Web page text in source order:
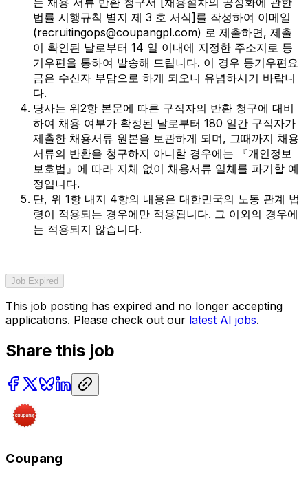
법률 시행규칙 별지 제 3 호 서식]를 작성하여 이메일
(recruitingops@coupangpl.com) 로 제출하면, 제출
이 확인된 날로부터 14 일 이내에 지정한 주소지로 등
기우편을 통하여 발송해 드립니다. 이 경우 등기우편요
금은 수신자 부담으로 하게 되오니 유념하시기 바랍니
다.
당사는 위2항 본문에 따른 구직자의 반환 청구에 대비
하여 채용 여부가 확정된 날로부터 180 일간 구직자가
제출한 채용서류 원본을 보관하게 되며, 그때까지 채용
서류의 반환을 청구하지 아니할 경우에는 『개인정보
보호법』에 따라 지체 없이 채용서류 일체를 파기할 예
정입니다.
단, 위 1항 내지 4항의 내용은 대한민국의 노동 관계 법
령이 적용되는 경우에만 적용됩니다. 그 이외의 경우에
는 적용되지 않습니다.
Job Expired
This job posting has expired and no longer accepting
applications. Please check out our latest AI jobs.
Share this job
Coupang